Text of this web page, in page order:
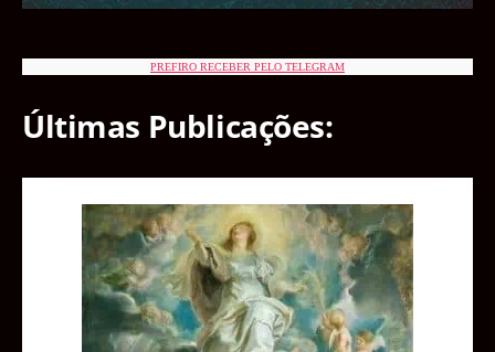
PREFIRO RECEBER PELO TELEGRAM
Últimas Publicações: